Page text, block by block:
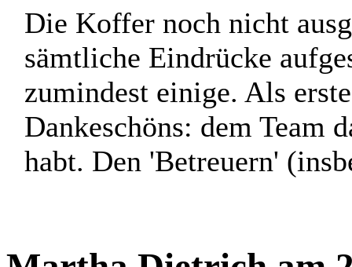
Die Koffer noch nicht
sämtliche Eindrücke
zumindest einige. Als
Dankeschöns: dem Team
habt. Den 'Betreuern'